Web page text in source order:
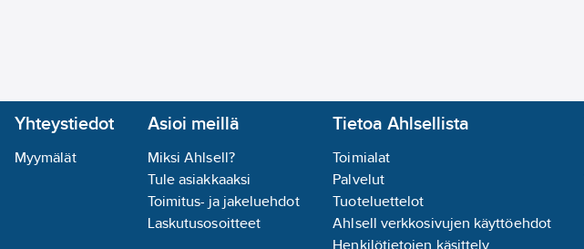
Yhteystiedot
Myymälät
Asioi meillä
Miksi Ahlsell?
Tule asiakkaaksi
Toimitus- ja jakeluehdot
Laskutusosoitteet
Tietoa Ahlsellista
Toimialat
Palvelut
Tuoteluettelot
Ahlsell verkkosivujen käyttöehdot
Henkilötietojen käsittely